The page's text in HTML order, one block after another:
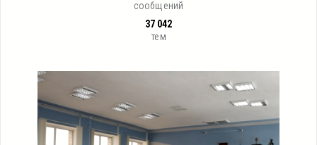
сообщений
37 042
тем